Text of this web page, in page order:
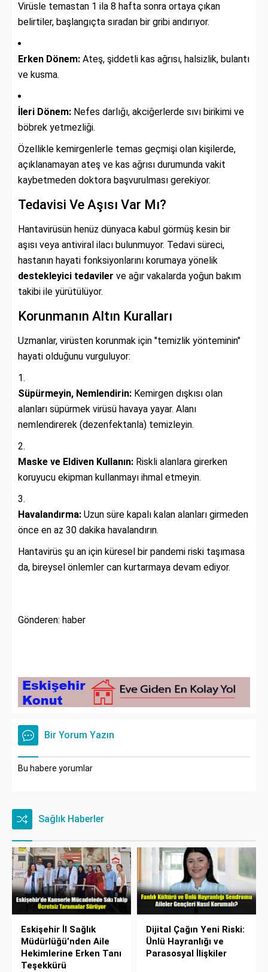
Virüsle temastan 1 ila 8 hafta sonra ortaya çıkan
belirtiler, başlangıçta sıradan bir gribi andırıyor.
Erken Dönem: Ateş, şiddetli kas ağrısı, halsizlik, bulantı
ve kusma.
İleri Dönem: Nefes darlığı, akciğerlerde sıvı birikimi ve
böbrek yetmezliği.
Özellikle kemirgenlerle temas geçmişi olan kişilerde,
açıklanamayan ateş ve kas ağrısı durumunda vakit
kaybetmeden doktora başvurulması gerekiyor.
Tedavisi Ve Aşısı Var Mı?
Hantavirüsün henüz dünyaca kabul görmüş kesin bir
aşısı veya antiviral ilacı bulunmuyor. Tedavi süreci,
hastanın hayati fonksiyonlarını korumaya yönelik
destekleyici tedaviler ve ağır vakalarda yoğun bakım
takibi ile yürütülüyor.
Korunmanın Altın Kuralları
Uzmanlar, virüsten korunmak için "temizlik yönteminin"
hayati olduğunu vurguluyor:
Süpürmeyin, Nemlendirin: Kemirgen dışkısı olan
alanları süpürmek virüsü havaya yayar. Alanı
nemlendirerek (dezenfektanla) temizleyin.
Maske ve Eldiven Kullanın: Riskli alanlara girerken
koruyucu ekipman kullanmayı ihmal etmeyin.
Havalandırma: Uzun süre kapalı kalan alanları girmeden
önce en az 30 dakika havalandırın.
Hantavirüs şu an için küresel bir pandemi riski taşımasa
da, bireysel önlemler can kurtarmaya devam ediyor.
Gönderen: haber
Bir Yorum Yazın
Bu habere yorumlar
Sağlık Haberler
Eskişehir İl Sağlık
Müdürlüğü’nden Aile
Hekimlerine Erken Tanı
Teşekkürü
Dijital Çağın Yeni Riski:
Ünlü Hayranlığı ve
Parasosyal İlişkiler